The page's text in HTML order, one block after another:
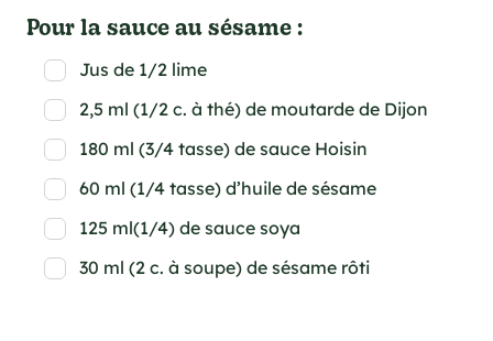
Pour la sauce au sésame :
Jus de 1/2 lime
2,5 ml (1/2 c. à thé) de moutarde de Dijon
180 ml (3/4 tasse) de sauce Hoisin
60 ml (1/4 tasse) d’huile de sésame
125 ml(1/4) de sauce soya
30 ml (2 c. à soupe) de sésame rôti